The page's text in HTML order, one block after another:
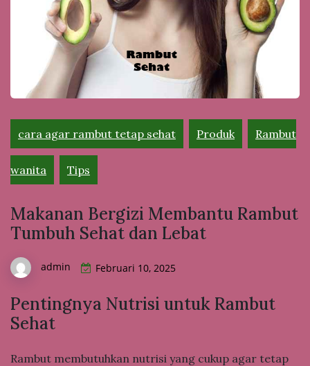
cara agar rambut tetap sehat Produk Rambut
wanita Tips
Makanan Bergizi Membantu Rambut
Tumbuh Sehat dan Lebat
admin Februari 10, 2025
Pentingnya Nutrisi untuk Rambut
Sehat
Rambut membutuhkan nutrisi yang cukup agar tetap